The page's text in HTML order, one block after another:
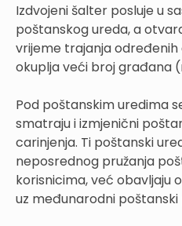
Izdvojeni šalter posluje u
poštanskog ureda, a
vrijeme trajanja određenih
okuplja veći broj građana
Pod poštanskim uredima
smatraju i izmjenični
carinjenja. Ti poštanski
neposrednog pružanja
korisnicima, već obavljaju
uz međunarodni